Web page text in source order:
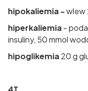
hipokaliemia -wlew
hiperkaliemia -
insuliny, 50 mmol
hipoglikemia 20 g